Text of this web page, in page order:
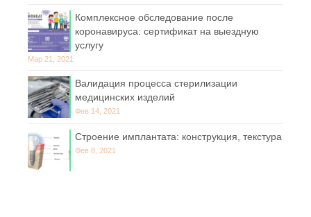
Комплексное обследование после
коронавируса: сертификат на выездную
услугу
Мар 21, 2021
Валидация процесса стерилизации
медицинских изделий
Фев 14, 2021
Строение имплантата: конструкция, текстура
Фев 8, 2021